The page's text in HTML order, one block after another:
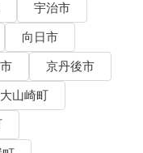
宇治市
向日市
京丹後市
山崎町